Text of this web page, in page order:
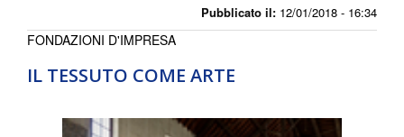
Pubblicato il: 12/01/2018 - 16:34
IL TESSUTO COME ARTE
FONDAZIONI D'IMPRESA